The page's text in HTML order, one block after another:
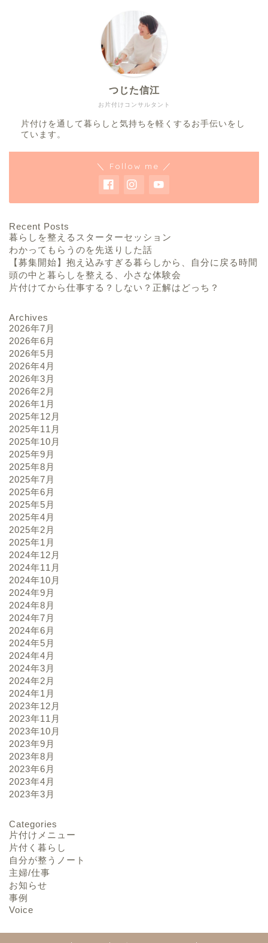
お片付けコンサルタント
つじた信江
片付けを通して暮らしと気持ちを軽くするお手伝いをし
ています。
＼ Follow me ／
Recent Posts
暮らしを整えるスターターセッション
わかってもらうのを先送りした話
【募集開始】抱え込みすぎる暮らしから、自分に戻る時間
頭の中と暮らしを整える、小さな体験会
片付けてから仕事する？しない？正解はどっち？
Archives
2026年7月
2026年6月
2026年5月
2026年4月
2026年3月
2026年2月
2026年1月
2025年12月
2025年11月
2025年10月
2025年9月
2025年8月
2025年7月
2025年6月
2025年5月
2025年4月
2025年2月
2025年1月
2024年12月
2024年11月
2024年10月
2024年9月
2024年8月
2024年7月
2024年6月
2024年5月
2024年4月
2024年3月
2024年2月
2024年1月
2023年12月
2023年11月
2023年10月
2023年9月
2023年8月
2023年6月
2023年4月
2023年3月
Categories
片付けメニュー
片付く暮らし
自分が整うノート
主婦/仕事
お知らせ
事例
Voice